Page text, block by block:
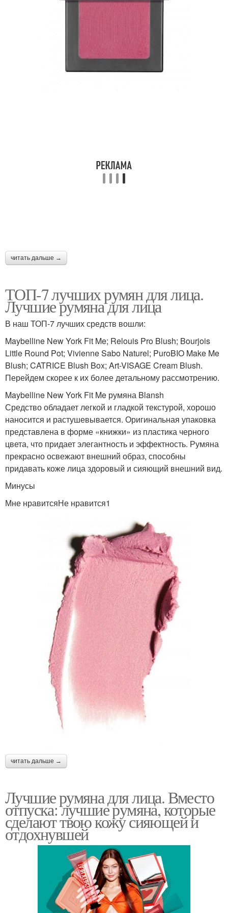
читать дальше →
ТОП-7 лучших румян для лица.
Лучшие румяна для лица
В наш ТОП-7 лучших средств вошли:
Maybelline New York Fit Me; Relouis Pro Blush; Bourjois
Little Round Pot; Vivienne Sabo Naturel; PuroBIO Make Me
Blush; CATRICE Blush Box; Art-VISAGE Cream Blush.
Перейдем скорее к их более детальному рассмотрению.
Maybelline New York Fit Me румяна Blansh
Средство обладает легкой и гладкой текстурой, хорошо
наносится и растушевывается. Оригинальная упаковка
представлена в форме «книжки» из пластика черного
цвета, что придает элегантность и эффектность. Румяна
прекрасно освежают внешний образ, способны
придавать коже лица здоровый и сияющий внешний вид.
Минусы
Мне нравитсяНе нравится1
читать дальше →
Лучшие румяна для лица. Вместо
отпуска: лучшие румяна, которые
сделают твою кожу сияющей и
отдохнувшей